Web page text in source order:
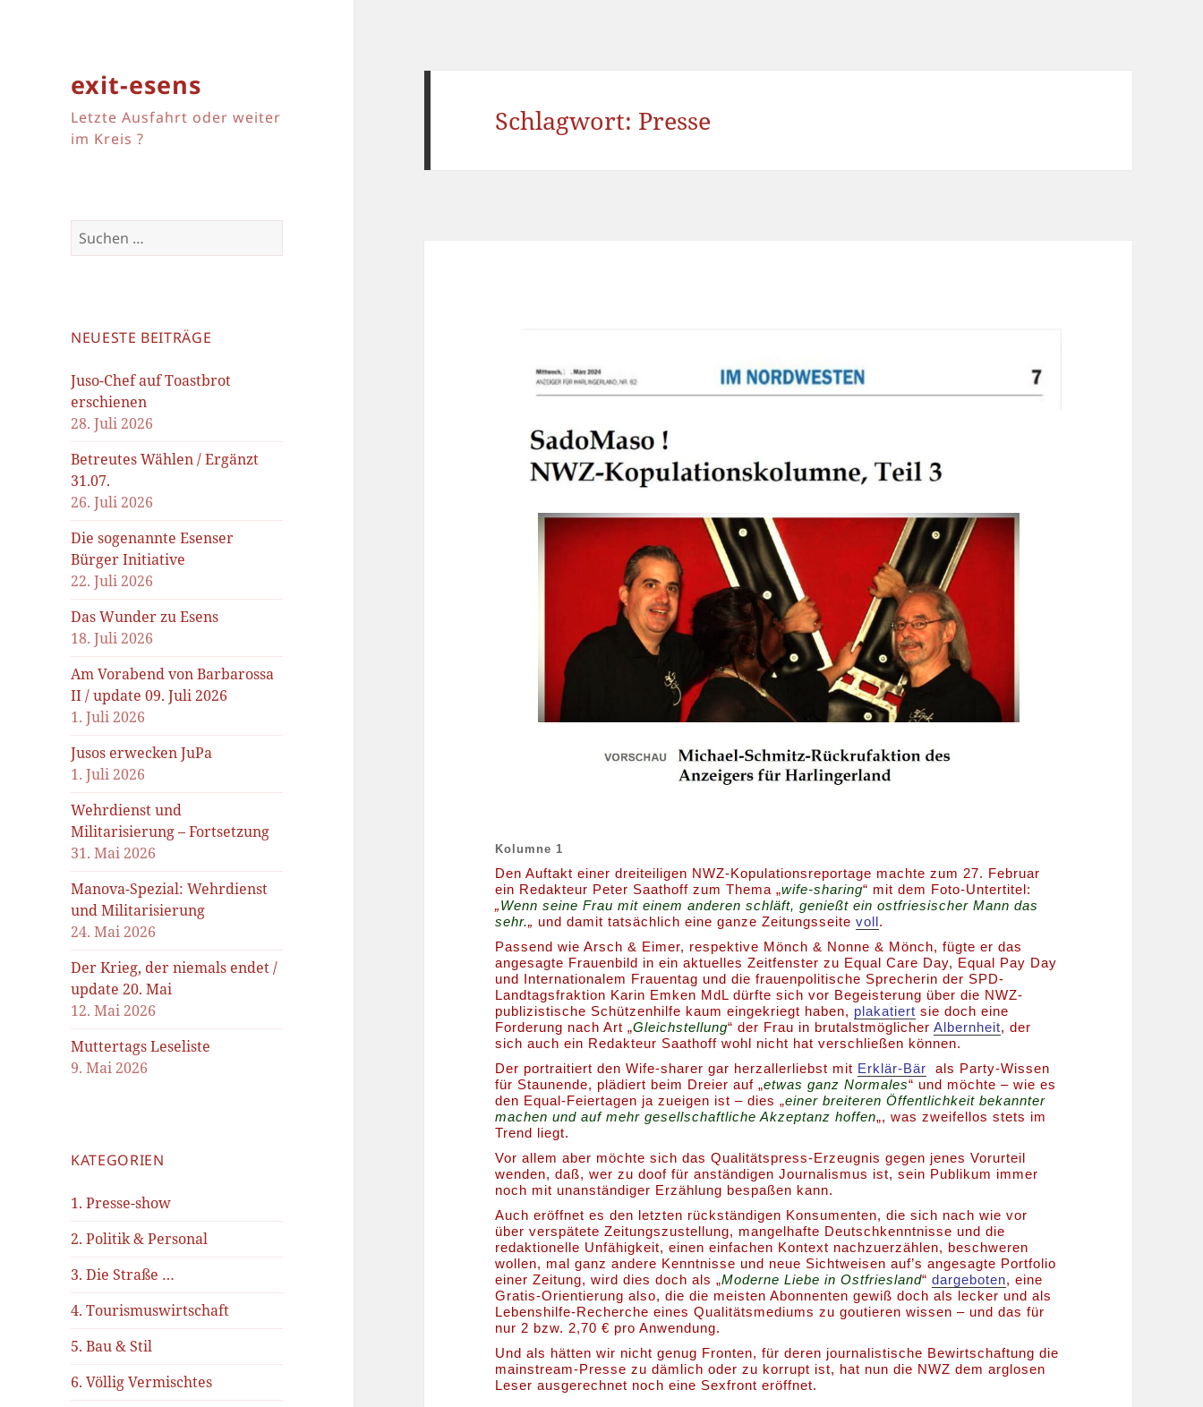
exit-esens
Letzte Ausfahrt oder weiter
im Kreis ?
Suchen
nach:
NEUESTE BEITRÄGE
Juso-Chef auf Toastbrot
erschienen
28. Juli 2026
Betreutes Wählen / Ergänzt
31.07.
26. Juli 2026
Die sogenannte Esenser
Bürger Initiative
22. Juli 2026
Das Wunder zu Esens
18. Juli 2026
Am Vorabend von Barbarossa
II / update 09. Juli 2026
1. Juli 2026
Jusos erwecken JuPa
1. Juli 2026
Wehrdienst und
Militarisierung – Fortsetzung
31. Mai 2026
Manova-Spezial: Wehrdienst
und Militarisierung
24. Mai 2026
Der Krieg, der niemals endet /
update 20. Mai
12. Mai 2026
Muttertags Leseliste
9. Mai 2026
KATEGORIEN
1. Presse-show
2. Politik & Personal
3. Die Straße …
4. Tourismuswirtschaft
5. Bau & Stil
6. Völlig Vermischtes
Schlagwort: Presse
Kolumne 1
Den Auftakt einer dreiteiligen NWZ-Kopulationsreportage machte zum 27. Februar
ein Redakteur Peter Saathoff zum Thema „wife-sharing“ mit dem Foto-Untertitel:
„Wenn seine Frau mit einem anderen schläft, genießt ein ostfriesischer Mann das
sehr.„ und damit tatsächlich eine ganze Zeitungsseitevoll.
Passend wie Arsch & Eimer, respektive Mönch & Nonne & Mönch, fügte er das
angesagte Frauenbild in ein aktuelles Zeitfenster zu Equal Care Day, Equal Pay Day
und Internationalem Frauentag und die frauenpolitische Sprecherin der SPD-
Landtagsfraktion Karin Emken MdL dürfte sich vor Begeisterung über die NWZ-
publizistische Schützenhilfe kaum eingekriegt haben, plakatiert sie doch eine
Forderung nach Art „Gleichstellung“ der Frau in brutalstmöglicherAlbernheit, der
sich auch ein Redakteur Saathoff wohl nicht hat verschließen können.
Der portraitiert den Wife-sharer gar herzallerliebst mit Erklär-Bär
als Party-Wissen
für Staunende, plädiert beim Dreier auf „etwas ganz Normales“ und möchte – wie es
den Equal-Feiertagen ja zueigen ist – dies „einer breiteren Öffentlichkeit bekannter
machen und auf mehr gesellschaftliche Akzeptanz hoffen„, was zweifellos stets im
Trend liegt.
Vor allem aber möchte sich das Qualitätspress-Erzeugnis gegen jenes Vorurteil
wenden, daß, wer zu doof für anständigen Journalismus ist, sein Publikum immer
noch mit unanständiger Erzählung bespaßen kann.
Auch eröffnet es den letzten rückständigen Konsumenten, die sich nach wie vor
über verspätete Zeitungszustellung, mangelhafte Deutschkenntnisse und die
redaktionelle Unfähigkeit, einen einfachen Kontext nachzuerzählen, beschweren
wollen, mal ganz andere Kenntnisse und neue Sichtweisen auf’s angesagte Portfolio
einer Zeitung, wird dies doch als „Moderne Liebe in Ostfriesland“dargeboten, eine
Gratis-Orientierung also, die die meisten Abonnenten gewiß doch als lecker und als
Lebenshilfe-Recherche eines Qualitätsmediums zu goutieren wissen – und das für
nur 2 bzw. 2,70 € pro Anwendung.
Und als hätten wir nicht genug Fronten, für deren journalistische Bewirtschaftung die
mainstream-Presse zu dämlich oder zu korrupt ist, hat nun die NWZ dem arglosen
Leser ausgerechnet noch eine Sexfront eröffnet.